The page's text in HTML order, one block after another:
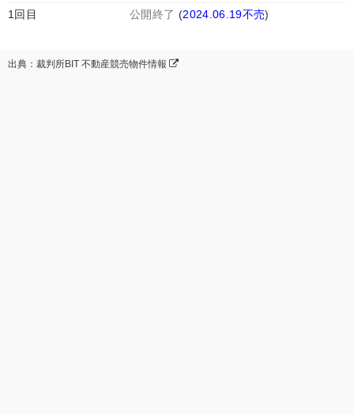
1回目 公開終了 (2024.06.19不売)
出典：裁判所BIT 不動産競売物件情報